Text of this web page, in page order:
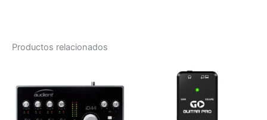
Productos relacionados